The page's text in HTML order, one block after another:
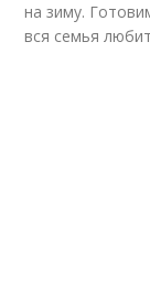
на зиму.
вся семья